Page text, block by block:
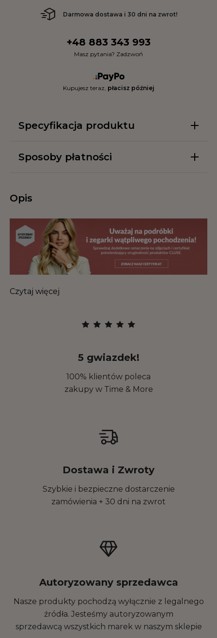
Darmowa dostawa i 30 dni na zwrot!
+48 883 343 993
Masz pytania? Zadzwoń
Kupujesz teraz, płacisz później
Specyfikacja produktu
Sposoby płatności
Opis
Czytaj więcej
5 gwiazdek!
100% klientów poleca
zakupy w Time & More
Dostawa i Zwroty
Szybkie i bezpieczne dostarczenie
zamówienia + 30 dni na zwrot
Autoryzowany sprzedawca
Nasze produkty pochodzą wyłącznie z legalnego
źródła. Jesteśmy autoryzowanym
sprzedawcą wszystkich marek w naszym sklepie